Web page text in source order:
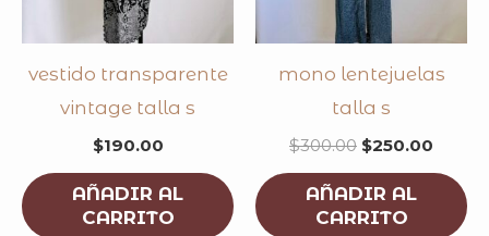
vestido transparente
vintage talla s
$190.00
AÑADIR AL
CARRITO
mono lentejuelas
talla s
$300.00 $250.00
AÑADIR AL
CARRITO